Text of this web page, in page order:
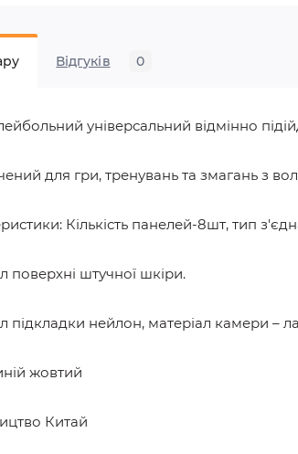
Відгуків 0
універсальний відмінно
для гри, тренувань та змагань з
Кількість панелей-8шт, тип
поверхні штучної шкіри.
підкладки нейлон, матеріал камери –
жовтий
Китай